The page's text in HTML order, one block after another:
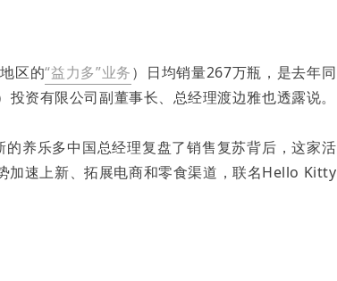
区的“益力多”业务）日均销量267万瓶，是去年同
资有限公司副董事长、总经理渡边雅也透露说。
养乐多中国总经理复盘了销售复苏背后，这家活
加速上新、拓展电商和零食渠道，联名Hello Kitty